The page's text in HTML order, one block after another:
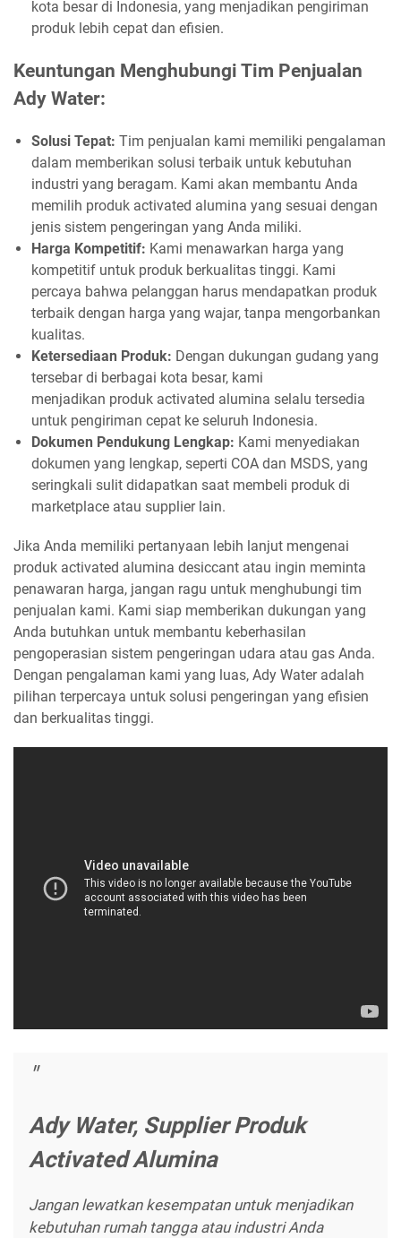
kota besar di Indonesia, yang menjadikan pengiriman
produk lebih cepat dan efisien.
Keuntungan Menghubungi Tim Penjualan
Ady Water:
Solusi Tepat: Tim penjualan kami memiliki pengalaman
dalam memberikan solusi terbaik untuk kebutuhan
industri yang beragam. Kami akan membantu Anda
memilih produk activated alumina yang sesuai dengan
jenis sistem pengeringan yang Anda miliki.
Harga Kompetitif: Kami menawarkan harga yang
kompetitif untuk produk berkualitas tinggi. Kami
percaya bahwa pelanggan harus mendapatkan produk
terbaik dengan harga yang wajar, tanpa mengorbankan
kualitas.
Ketersediaan Produk: Dengan dukungan gudang yang
tersebar di berbagai kota besar, kami
menjadikan produk activated alumina selalu tersedia
untuk pengiriman cepat ke seluruh Indonesia.
Dokumen Pendukung Lengkap: Kami menyediakan
dokumen yang lengkap, seperti COA dan MSDS, yang
seringkali sulit didapatkan saat membeli produk di
marketplace atau supplier lain.
Jika Anda memiliki pertanyaan lebih lanjut mengenai
produk activated alumina desiccant atau ingin meminta
penawaran harga, jangan ragu untuk menghubungi tim
penjualan kami. Kami siap memberikan dukungan yang
Anda butuhkan untuk membantu keberhasilan
pengoperasian sistem pengeringan udara atau gas Anda.
Dengan pengalaman kami yang luas, Ady Water adalah
pilihan terpercaya untuk solusi pengeringan yang efisien
dan berkualitas tinggi.
Ady Water, Supplier Produk
Activated Alumina
Jangan lewatkan kesempatan untuk menjadikan
kebutuhan rumah tangga atau industri Anda